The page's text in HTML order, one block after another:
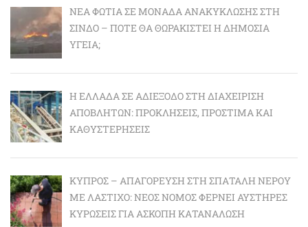
ΝΈΑ ΦΩΤΙΆ ΣΕ ΜΟΝΆΔΑ ΑΝΑΚΎΚΛΩΣΗΣ ΣΤΗ
ΣΊΝΔΟ – ΠΌΤΕ ΘΑ ΘΩΡΑΚΙΣΤΕΊ Η ΔΗΜΌΣΙΑ
ΥΓΕΊΑ;
Η ΕΛΛΆΔΑ ΣΕ ΑΔΙΈΞΟΔΟ ΣΤΗ ΔΙΑΧΕΊΡΙΣΗ
ΑΠΟΒΛΉΤΩΝ: ΠΡΟΚΛΉΣΕΙΣ, ΠΡΌΣΤΙΜΑ ΚΑΙ
ΚΑΘΥΣΤΕΡΉΣΕΙΣ
ΚΎΠΡΟΣ – ΑΠΑΓΌΡΕΥΣΗ ΣΤΗ ΣΠΑΤΆΛΗ ΝΕΡΟΎ
ΜΕ ΛΆΣΤΙΧΟ: ΝΈΟΣ ΝΌΜΟΣ ΦΈΡΝΕΙ ΑΥΣΤΗΡΈΣ
ΚΥΡΏΣΕΙΣ ΓΙΑ ΆΣΚΟΠΗ ΚΑΤΑΝΆΛΩΣΗ